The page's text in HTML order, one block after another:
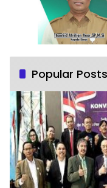
Popular Posts